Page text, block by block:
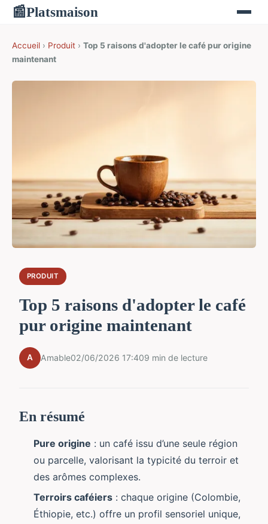
📰Platsmaison
Accueil › Produit › Top 5 raisons d'adopter le café pur origine
maintenant
PRODUIT
Top 5 raisons d'adopter le café
pur origine maintenant
A Amable02/06/2026 17:409 min de lecture
En résumé
Pure origine : un café issu d’une seule région
ou parcelle, valorisant la typicité du terroir et
des arômes complexes.
Terroirs caféiers : chaque origine (Colombie,
Éthiopie, etc.) offre un profil sensoriel unique,